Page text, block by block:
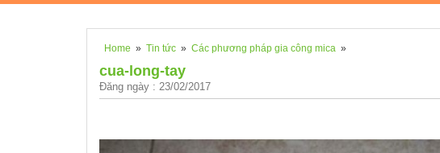
Home » Tin tức » Các phương pháp gia công mica »
cua-long-tay
Đăng ngày : 23/02/2017